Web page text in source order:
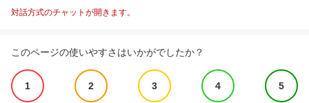
対話方式のチャットが開きます。
このページの使いやすさはいかがでしたか？
1 2 3 4 5